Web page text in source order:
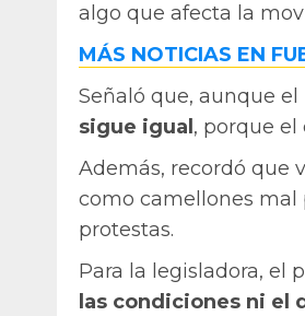
algo que afecta la
MÁS NOTICIAS EN
Señaló que, aunque
sigue igual, porque el
Además, recordó que
como camellones mal
protestas.
Para la legisladora, el
las condiciones ni el